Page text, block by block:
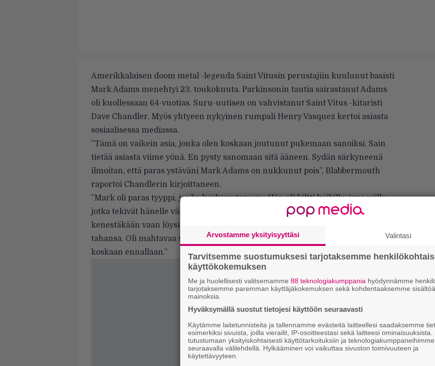
Amerikkalaisen doom metal -legenda Saint Vitusin perustajiin kuulunut basisti
Mark Adams menehtyi 23. toukokuuta. Parkinsonin tautia sairastanut Adams
oli kuollessaan 64-vuotias. Suru-uutisen on vahvistanut Saint Vitus -kitaristi
Dave Chandler. Myös yhtyeen nykyinen rumpali Henry Vasquez kertoi asiasta
sosiaalisessa mediassa.
”Tämä on vaikein asia, jonka olen koskaan joutunut pukemaan sanoiksi. Sain
tietää asiasta viime yönä. En pysty sanomaan sitä ääneen. Sydän särkyneenä
ilmoitan, että paras ystäväni Mark Adams on nukkunut pois”, Blabbermouth
raportoi Chandlerin kirjoittaneen.
”Mark oli paras tyyppi, jonka koskaan tapasin. Hän oli kiltti kaikille, jopa niille,
jotka tekivät hänelle vääryyksiä. Hän ei koskaan sanonut mitään pahaa
kenestäkään vaan löysi kaikesta aina jotain hyvää, oli tilanne miten paha
tahansa. Oli mahtavaa saada olla hänenlaisensa seurassa. Mikään ei ole enää
koskaan ennallaan.”
Arvostamme yksityisyyttäsi Valintasi
Tarvitsemme suostumuksesi tarjotaksemme
käyttökokemuksen
Me ja huolellisesti valitsemamme 88 teknologiakumppania hyödynnämme
tarjotaksemme paremman käyttäjäkokemuksen sekä kohdentaaksemme
mainoksia.
Hyväksymällä suostut tietojesi käyttöön seuraavasti
Käytämme laitetunnisteita ja tallennamme evästeitä laitteellesi saadaksemme
esimerkiksi sivuista, joilla vierailit, IP-osoitteestasi sekä laitteesi ominaisuuksista.
tutustumaan yksityiskohtaisesti käyttötarkoituksiin ja teknologiakumppaneihimme
seuraavalla välilehdellä. Hylkääminen voi vaikuttaa sivuston toimivuuteen ja
käytettävyyteen.